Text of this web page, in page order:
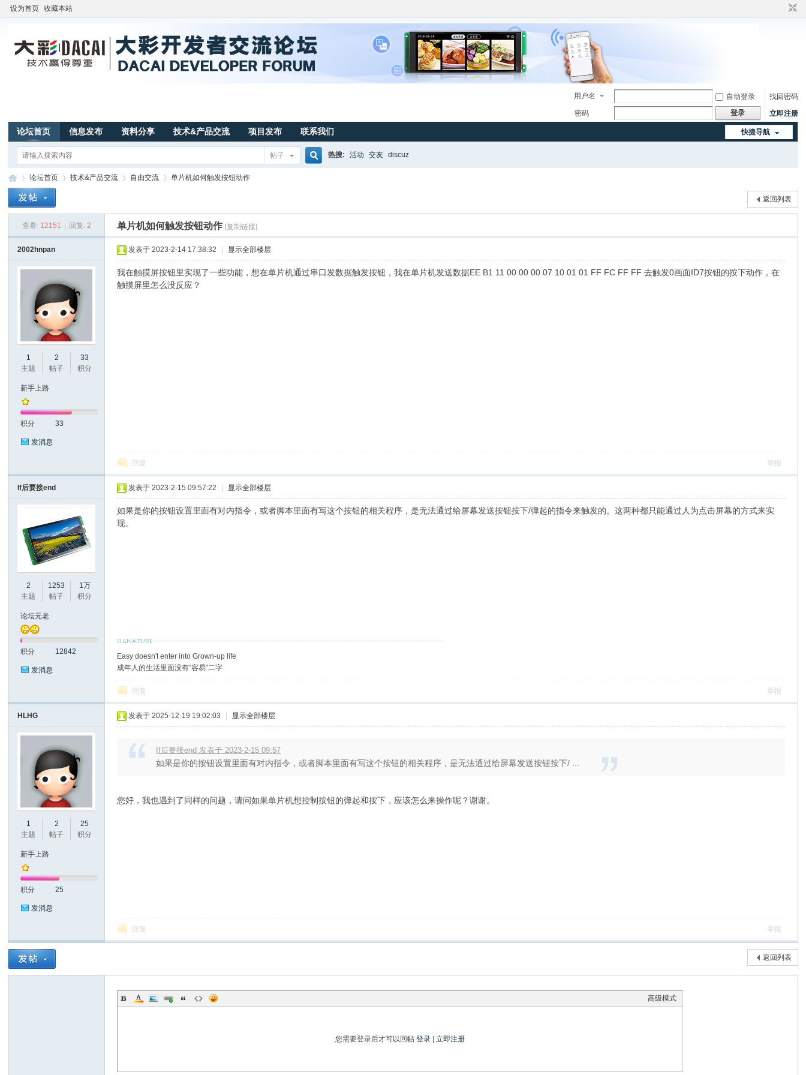
设为首页 收藏本站
用户名 自动登录
找回密码
密码
登录 立即注册
快捷导航
论坛首页 信息发布 资料分享 技术&产品交流 项目发布 联系我们
帖子 热搜: 活动 交友 discuz
屏
论坛首页
›
技术&产品交流
›
自由交流
›
单片机如何触发按钮动作
返回列表
查看: 12151 回复: 2 单片机如何触发按钮动作 [复制链接]
2002hnpan
1
主题
2
帖子
33
积分
新手上路
积分 33
发消息
发表于 2023-2-14 17:38:32 显示全部楼层
我在触摸屏按钮里实现了一些功能，想在单片机通过串口发数据触发按钮，我在单片机发送数据EE B1 11 00 00 00 07 10 01 01 FF FC FF FF 去触发0画面ID7按钮的按下动作，在
触摸屏里怎么没反应？
回复 举报
If后要接end
2
主题
1253
帖子
1万
积分
论坛元老
积分 12842
发消息
发表于 2023-2-15 09:57:22 显示全部楼层
如果是你的按钮设置里面有对内指令，或者脚本里面有写这个按钮的相关程序，是无法通过给屏幕发送按钮按下/弹起的指令来触发的。这两种都只能通过人为点击屏幕的方式来实
现。
Easy doesn't enter into Grown-up life
成年人的生活里面没有“容易”二字
回复 举报
HLHG
1
主题
2
帖子
25
积分
新手上路
积分 25
发消息
发表于 2025-12-19 19:02:03 显示全部楼层
If后要接end 发表于 2023-2-15 09:57
如果是你的按钮设置里面有对内指令，或者脚本里面有写这个按钮的相关程序，是无法通过给屏幕发送按钮按下/ ...
您好，我也遇到了同样的问题，请问如果单片机想控制按钮的弹起和按下，应该怎么来操作呢？谢谢。
回复 举报
返回列表
高级模式
您需要登录后才可以回帖登录 |立即注册